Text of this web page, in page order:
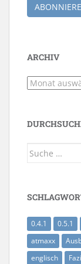
Adresse
ARCHIV
Archiv
Suche
0.4.1 0.5.1
atmaxx
englisch